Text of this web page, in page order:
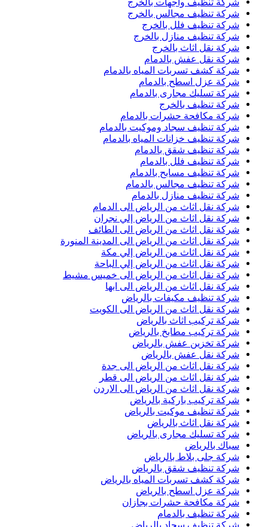
شركة تنظيف مجالس بالخرج
شركة تنظيف فلل بالخرج
شركة تنظيف منازل بالخرج
شركة نقل اثاث بالخرج
شركة نقل عفش بالدمام
شركة كشف تسربات المياه بالدمام
شركة عزل اسطح بالدمام
شركة تسليك مجارى بالدمام
شركة تنظيف بالخرج
شركة مكافحة حشرات بالدمام
شركة تنظيف سجاد وموكيت بالدمام
شركة تنظيف خزانات المياه بالدمام
شركة تنظيف شقق بالدمام
شركة تنظيف فلل بالدمام
شركة تنظيف مسابح بالدمام
شركة تنظيف مجالس بالدمام
شركة تنظيف منازل بالدمام
شركة نقل اثاث من الرياض الى الدمام
شركة نقل اثاث من الرياض إلي نجران
شركة نقل اثاث من الرياض الى الطائف
شركة نقل اثاث من الرياض الى المدينة المنورة
شركة نقل اثاث من الرياض إلي مكة
شركة نقل اثاث من الرياض إلي الباحة
شركة نقل اثاث من الرياض الى خميس مشيط
شركة نقل اثاث من الرياض الى ابها
شركة تنظيف مكيفات بالرياض
شركة نقل اثاث من الرياض الى الكويت
شركة تركيب اثاث بالرياض
شركة تركيب مطابخ بالرياض
شركة تخزين عفش بالرياض
شركة نقل عفش بالرياض
شركة نقل اثاث من الرياض الى جدة
شركة نقل اثاث من الرياض الى قطر
شركة نقل اثاث من الرياض الى الاردن
شركة تركيب باركية بالرياض
شركة تنظيف موكيت بالرياض
شركة نقل اثاث بالرياض
شركة تسليك مجارى بالرياض
سباك بالرياض
شركة جلى بلاط بالرياض
شركة تنظيف شقق بالرياض
شركة كشف تسربات المياه بالرياض
شركة عزل اسطح بالرياض
شركة مكافحة حشرات بجازان
شركة تنظيف بالدمام